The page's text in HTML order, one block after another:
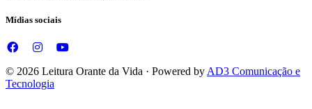
Mídias sociais
© 2026 Leitura Orante da Vida · Powered by AD3 Comunicação e
Tecnologia